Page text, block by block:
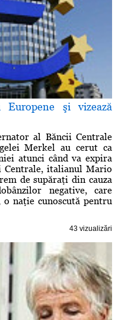
Europene şi vizează
al Băncii Centrale
Merkel au cerut ca
atunci când va expira
Centrale, italianul Mario
de supăraţi din cauza
negative, care
o naţie cunoscută pentru
43 vizualizări